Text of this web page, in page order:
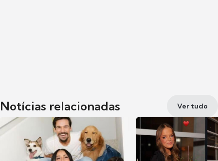
Notícias relacionadas Ver tudo